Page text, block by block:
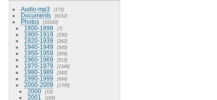
Audio-mp3 173
Documents 6152
Photos 33183
1800-1899 7
1900-1919 230
1920-1939 262
1940-1949 505
1950-1959 509
1960-1969 513
1970-1979 1348
1980-1989 343
1990-1999 694
2000-2009 1700
2000 12
2001 169